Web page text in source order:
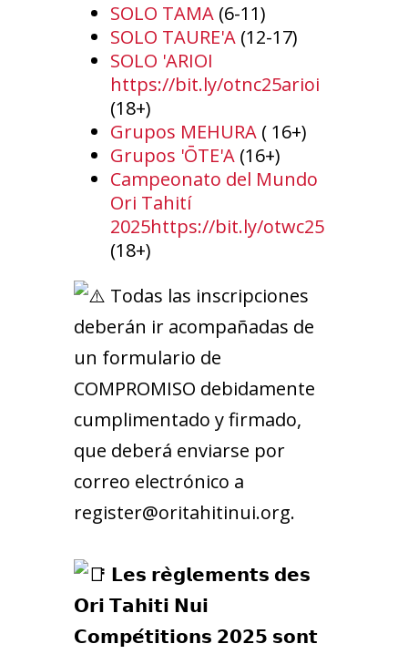
SOLO TAMA(6-11)
SOLO TAURE'A(12-17)
SOLO 'ARIOI
https://bit.ly/otnc25arioi
(18+)
Grupos MEHURA ( 16+)
Grupos 'ŌTE'A(16+)
Campeonato del Mundo
Ori Tahití
2025https://bit.ly/otwc25
(18+)
Todas las inscripciones
deberán ir acompañadas de
un formulario de
COMPROMISO debidamente
cumplimentado y firmado,
que deberá enviarse por
correo electrónico a
register@oritahitinui.org.
𝗟𝗲𝘀 𝗿𝗲̀𝗴𝗹𝗲𝗺𝗲𝗻𝘁𝘀 𝗱𝗲𝘀
𝗢𝗿𝗶 𝗧𝗮𝗵𝗶𝘁𝗶 𝗡𝘂𝗶
𝗖𝗼𝗺𝗽𝗲́𝘁𝗶𝘁𝗶𝗼𝗻𝘀 𝟮𝟬𝟮𝟱 𝘀𝗼𝗻𝘁